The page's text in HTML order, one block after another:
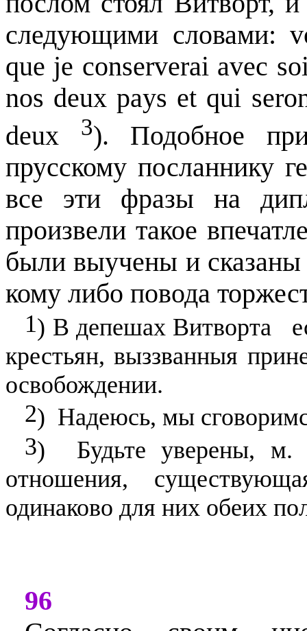
следующими словами:
que je conserverai avec
nos deux pays et qui
deux 3). Подобное
прусскому посланнику
все эти фразы на
произвели такое
были выучены и сказаны
кому либо повода
1) В депешах Витворта
крестьян, выззванныя
освобождении.
2) Надеюсь, мы
3)
Будьте уверены, м.
отношения,
одинаково для них обеих
96